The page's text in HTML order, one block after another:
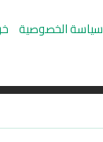
سياسة الخصوصية